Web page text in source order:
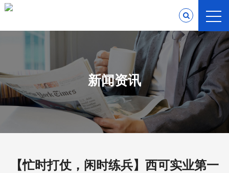
新闻资讯
【忙时打仗，闲时练兵】西可实业第一